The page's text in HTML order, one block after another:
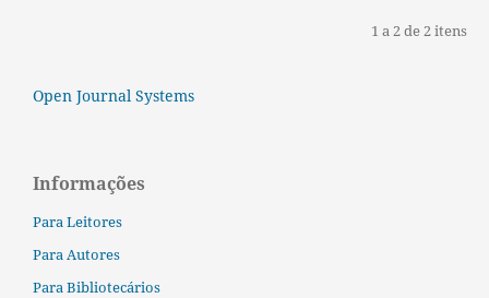
1 a 2 de 2 itens
Open Journal Systems
Informações
Para Leitores
Para Autores
Para Bibliotecários